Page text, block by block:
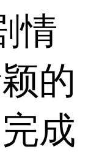
情
的
成